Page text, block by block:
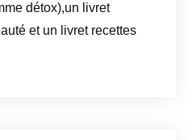
détox),un livret
et un livret recettes